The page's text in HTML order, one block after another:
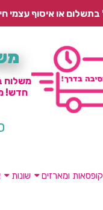
משלוח ב־35 ₪ | איסוף
חדש!
קופסאות ומארזים שונות